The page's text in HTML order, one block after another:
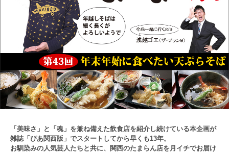
「美味さ」と「魂」を兼ね備えた飲食店を紹介し続けている本企画が
雑誌「ぴあ関西版」でスタートしてから早くも13年。
お馴染みの人気芸人たちと共に、関西のたまらん店を月イチでお届け